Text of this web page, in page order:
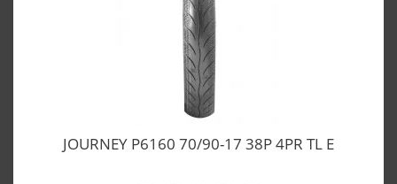
JOURNEY P6160 70/90-17 38P 4PR TL E